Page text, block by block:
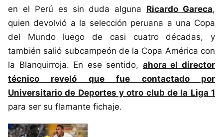
en el Perú es sin duda alguna Ricardo Gareca,
quien devolvió a la selección peruana a una Copa
del Mundo luego de casi cuatro décadas, y
también salió subcampeón de la Copa América con
la Blanquirroja. En ese sentido, ahora el director
técnico reveló que fue contactado por
Universitario de Deportes y otro club de la Liga 1
para ser su flamante fichaje.